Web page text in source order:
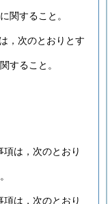
関すること。
，次のとおりとす
すること。
は，次のとおり
は，次のとおり